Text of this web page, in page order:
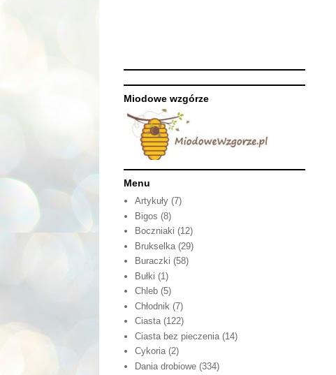
Miodowe wzgórze
Menu
Artykuły (7)
Bigos (8)
Boczniaki (12)
Brukselka (29)
Buraczki (58)
Bułki (1)
Chleb (5)
Chłodnik (7)
Ciasta (122)
Ciasta bez pieczenia (14)
Cykoria (2)
Dania drobiowe (334)